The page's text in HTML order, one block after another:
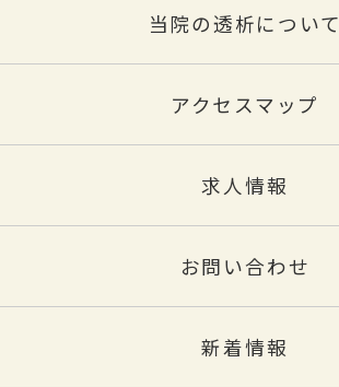
当院の透析について
アクセスマップ
求人情報
お問い合わせ
新着情報